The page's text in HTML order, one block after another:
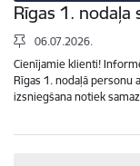
Rīgas 1.
06.07.2026.
Cienījamie klienti!
Rīgas 1. nodaļā
izsniegšana notiek